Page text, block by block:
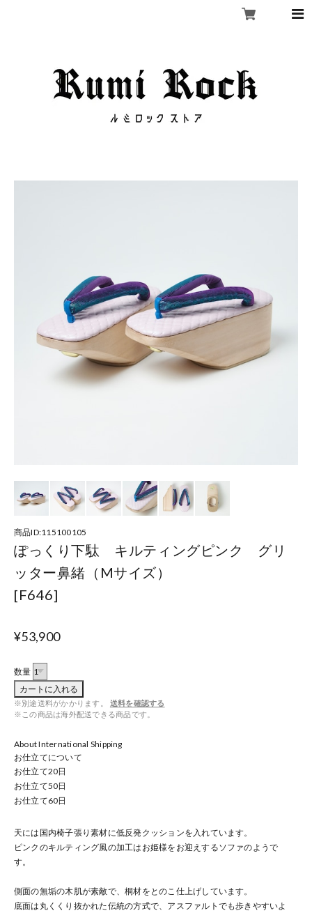
商品ID:115100105
ぽっくり下駄 キルティングピンク グリ
ッター鼻緒（Mサイズ）
[F646]
¥53,900
数量
カートに入れる
※別途送料がかかります。
送料を確認する
※この商品は海外配送できる商品です。
About International Shipping
お仕立てについて
お仕立て20日
お仕立て50日
お仕立て60日
天には国内椅子張り素材に低反発クッションを入れています。
ピンクのキルティング風の加工はお姫様をお迎えするソファのようで
す。
側面の無垢の木肌が素敵で、桐材をとのこ仕上げしています。
底面は丸くくり抜かれた伝統の方式で、アスファルトでも歩きやすいよ